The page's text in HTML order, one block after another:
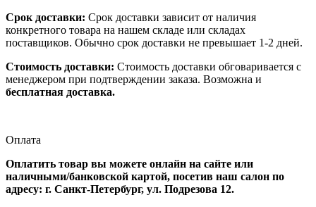
Срок доставки: Срок доставки зависит от наличия
конкретного товара на нашем складе или складах
поставщиков. Обычно срок доставки не превышает 1-2 дней.
Стоимость доставки: Стоимость доставки обговаривается с
менеджером при подтверждении заказа. Возможна и
бесплатная доставка.
Оплата
Оплатить товар вы можете онлайн на сайте или
наличными/банковской картой, посетив наш салон по
адресу: г. Санкт-Петербург, ул. Подрезова 12.